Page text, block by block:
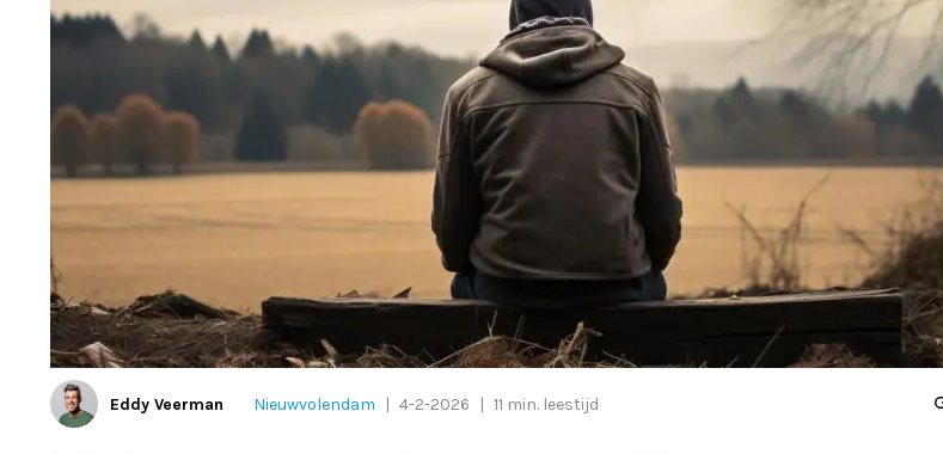
Eddy Veerman Nieuwvolendam | 4-2-2026 | 11 min. leestijd